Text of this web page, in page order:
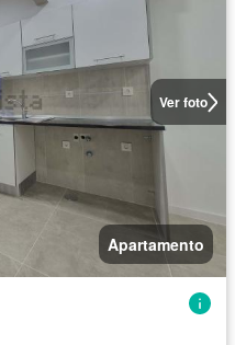
Ver foto
Apartamento